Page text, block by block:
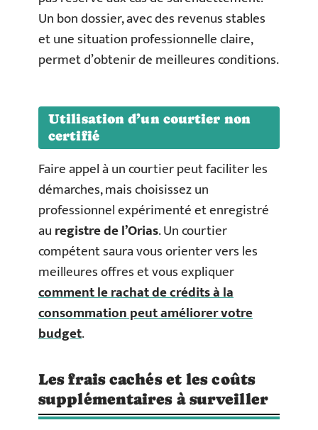
Un bon dossier, avec des revenus stables
et une situation professionnelle claire,
permet d’obtenir de meilleures conditions.
Utilisation d’un courtier non
certifié
Faire appel à un courtier peut faciliter les
démarches, mais choisissez un
professionnel expérimenté et enregistré
auregistre de l’Orias. Un courtier
compétent saura vous orienter vers les
meilleures offres et vous expliquer
comment le rachat de crédits à la
consommation peut améliorer votre
budget.
Les frais cachés et les coûts
supplémentaires à surveiller